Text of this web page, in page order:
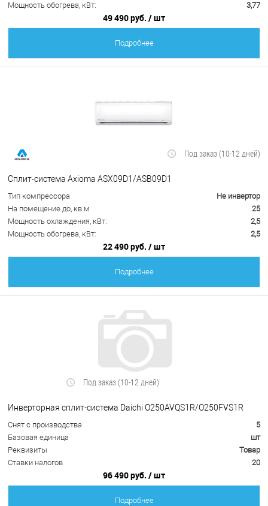
Мощность обогрева, кВт:
3,77
49 490 руб. / шт
Подробнее
Под заказ (10-12 дней)
Сплит-система Axioma ASX09D1/ASB09D1
Тип компрессора
Не инвертор
На помещение до, кв.м
25
Мощность охлаждения, кВт:
2,5
Мощность обогрева, кВт:
2,5
22 490 руб. / шт
Подробнее
Под заказ (10-12 дней)
Инверторная сплит-система Daichi O250AVQS1R/O250FVS1R
Снят с производства
5
Базовая единица
шт
Реквизиты
Товар
Ставки налогов
20
96 490 руб. / шт
Подробнее